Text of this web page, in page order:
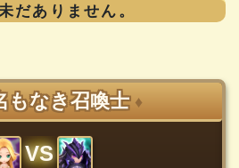
だありません。
もなき召喚士 ♦
VS